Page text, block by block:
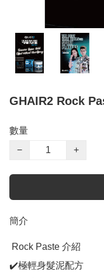
GHAIR2 Rock
數量
−
+
簡介
✔️極輕身髮泥配方